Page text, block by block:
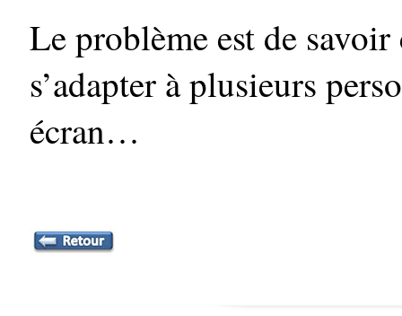
Le problème est de
s’adapter à plusieurs
écran…